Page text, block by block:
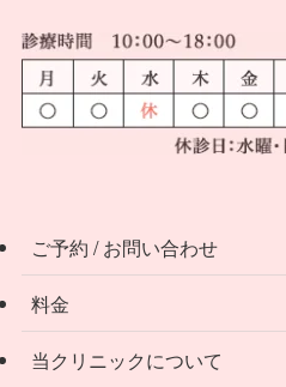
ご予約 / お問い合わせ
料金
当クリニックについて